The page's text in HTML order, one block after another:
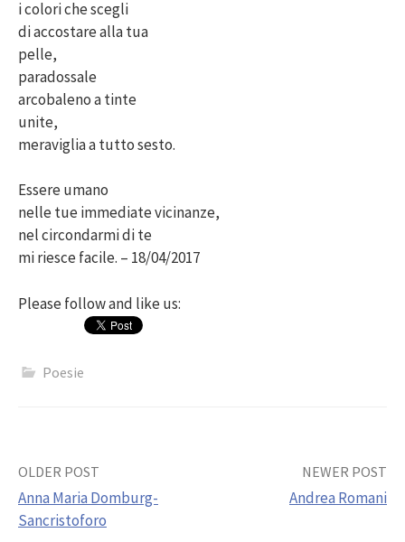
i colori che scegli
di accostare alla tua
pelle,
paradossale
arcobaleno a tinte
unite,
meraviglia a tutto sesto.
Essere umano
nelle tue immediate vicinanze,
nel circondarmi di te
mi riesce facile. – 18/04/2017
Please follow and like us:
Poesie
Post
navigation
OLDER POST
Anna Maria Domburg-
Sancristoforo
NEWER POST
Andrea Romani